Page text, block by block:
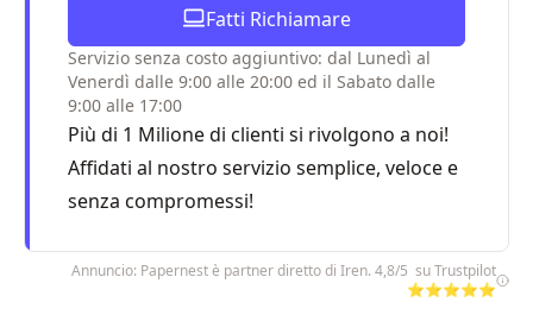
Fatti Richiamare
Servizio senza costo aggiuntivo: dal Lunedì al
Venerdì dalle 9:00 alle 20:00 ed il Sabato dalle
9:00 alle 17:00
Più di 1 Milione di clienti si rivolgono a noi!
Affidati al nostro servizio semplice, veloce e
senza compromessi!
Annuncio: Papernest è partner diretto di Iren. 4,8/5 su Trustpilot
⭐⭐⭐⭐⭐